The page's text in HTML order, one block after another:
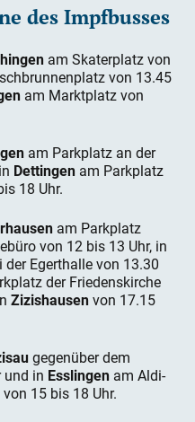
des Impfbusses
am Skaterplatz von
von 13.45
am Marktplatz von
am Parkplatz an der
Dettingen am Parkplatz
18 Uhr.
am Parkplatz
von 12 bis 13 Uhr, in
Egerthalle von 13.30
der Friedenskirche
Zizishausenvon 17.15
gegenüber dem
und in Esslingen am Aldi-
15 bis 18 Uhr.